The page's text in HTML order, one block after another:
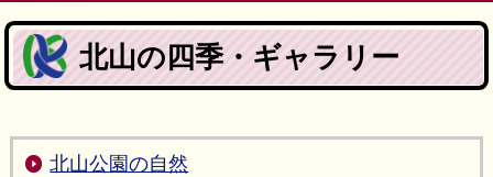
北山の四季・ギャラリー
北山公園の自然